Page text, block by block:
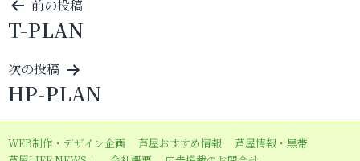
投
稿
ナ
ビ
ゲ
ー
前の投稿
T-PLAN
次の投稿
HP-PLAN
WEB制作・デザイン企画 芦屋おすすめ情報
芦屋情報・黒帯